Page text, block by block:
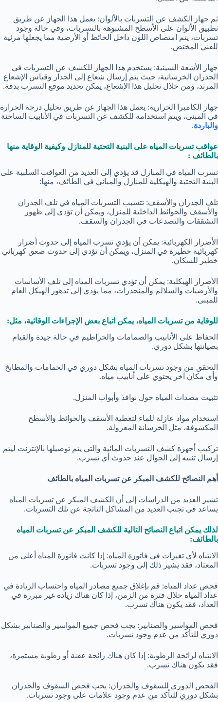
ثم جهاز الكشف عن التسربات بالألوان: يعمل هذا الجهاز عن طريق
تطبيق الألوان على الأسطح المشبوهة بالتسربات، وفي حالة وجود
تسربات، يتم امتصاص اللون داخل الحائط أو الأرضية مما يجعلها مرئية
للفني المختص.
جهاز الأشعة السينية: يستخدم هذا الجهاز للكشف عن التسربات في
الجدران الخرسانية، حيث يتم إرسال شعاع إلى الجدار وقياس الإشعاع
المرتد، ومن خلال تحليل هذا الإشعاع، يمكن تحديد موقع التسرب بدقة.
جهاز الكاميرا الحرارية: يعمل هذا الجهاز عن طريق تحليل درجة الحرارة
في المبنى، ويتم استخدامه للكشف عن التسربات في الأنابيب الساخنة
والباردة.
عواقب تسربات المياه على البنية التحتية للمنازل وكيفية الوقاية منها
بالطائف :
تسرب المياه في المنازل قد يؤدي إلى العديد من العواقب السلبية على
البنية التحتية والهيكلية للمنازل والمباني في الطائف، منها:
تلف الجدران والأسقف: تتسبب التسربات المياه في تلف الجدران
والأسقف والحوائط الداخلية للمنزل، ويمكن أن تؤدي إلى ظهور
التشققات والتصدعات في الجدران والسقف.
الأضرار الكهربائية: يمكن أن يؤدي تسرب المياه إلى حدوث أضرار
كهربائية خطيرة في المنزل، ويمكن أن تؤدي إلى حدوث صعق كهربائي
خطير للسكان.
الأضرار الهيكلية: يمكن أن تؤدي تسربات المياه إلى تلف الأساسات
والأرضيات والسلالم والمنحدرات، مما يؤدي إلى تدهور الهيكل العام
للمبنى.
للوقاية من تسربات المياه، يمكن اتباع بعض الإجراءات الوقائية، مثل:
الحفاظ على الأنابيب والصمامات والخراطيم في حالة جيدة والقيام
بصيانتها بشكل دوري.
التحقق من وجود تسربات المياه بشكل دوري في الحمامات والمطابخ
وأي مكان آخر يحتوي على أنابيب مياه.
تثبيت مصدات المياه حول نوافذ وأبواب المنزل.
استخدام مواد عازلة للماء لتغطية الأسقف والحوائط والأسطح
المكشوفة، مثل الخرسانة المعزولة.
تركيب أجهزة كشف التسربات المائية والتي يتم توصيلها بالإنترنت ليتم
إرسال تنبيه إلى الجوال عند حدوث أي تسرب.
أهم النصائح للكشف المبكر عن تسربات المياه بالطائف
تشير العديد من الدراسات إلى أن الكشف المبكر عن تسربات المياه
يساعد في تجنب العديد من المشاكل الناتجة عن تلك التسربات.
لذلك يمكن اتباع النصائح التالية للكشف المبكر عن تسربات المياه
بالطائف:
الانتباه لأي تغيرات في فاتورة المياه: إذا كانت فاتورة المياه أعلى من
المعتاد، فقد يشير ذلك إلى وجود تسربات.
فحص عداد المياه: قم بإغلاق جميع مصادر المياه واحتساب الزيادة في
عداد المياه خلال فترة من الزمن، إذا كان هناك زيادة غير مبررة في
العداد، فقد يكون هناك تسرب.
فحص المواسير والصنابير: يجب فحص جميع المواسير والصنابير بشكل
دوري للتأكد من عدم وجود تسربات.
الانتباه لرائحة الرطوبة: إذا كان هناك رائحة عفنة أو رطوبة مستمرة،
فقد يكون هناك تسرب.
الفحص الدوري للسقوف والجدران: يجب فحص السقوف والجدران
بشكل دوري للتأكد من عدم وجود علامات على وجود تسربات.